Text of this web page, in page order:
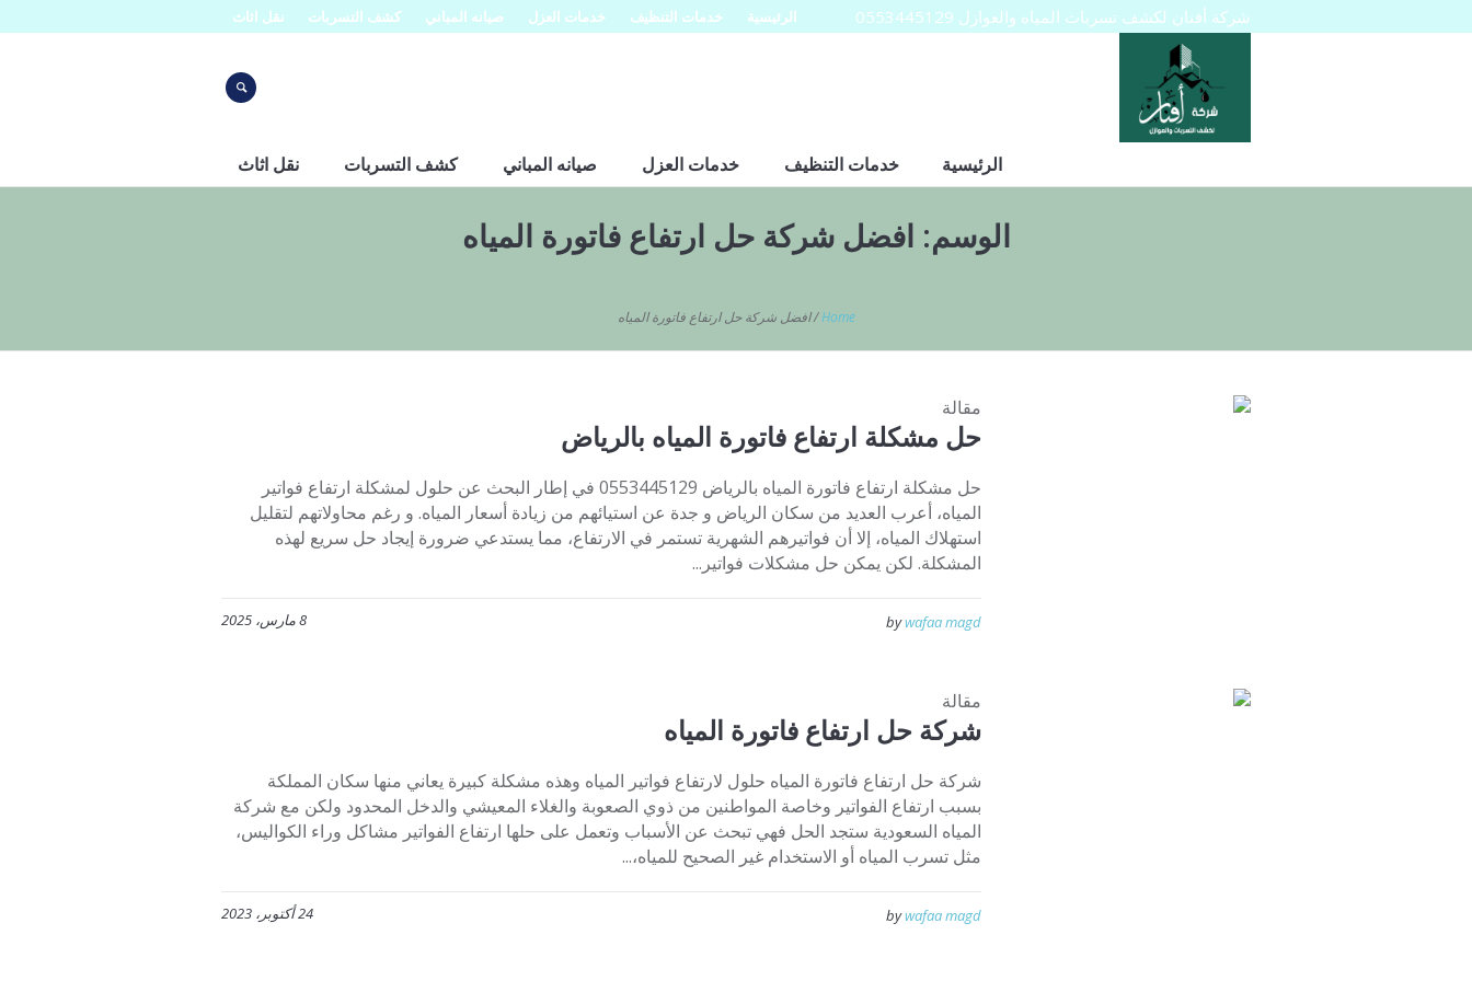
الرئيسية خدمات التنظيف خدمات العزل صيانه المباني كشف التسربات نقل اثاث شركة أفنان لكشف تسربات المياه والعوازل 0553445129
الرئيسية خدمات التنظيف خدمات العزل صيانه المباني كشف التسربات نقل اثاث
الوسم: افضل شركة حل ارتفاع فاتورة المياه
Home
/افضل شركة حل ارتفاع فاتورة المياه
مقالة
حل مشكلة ارتفاع فاتورة المياه بالرياض
حل مشكلة ارتفاع فاتورة المياه بالرياض 0553445129 في إطار البحث عن حلول لمشكلة ارتفاع فواتير
المياه، أعرب العديد من سكان الرياض و جدة عن استيائهم من زيادة أسعار المياه. و رغم محاولاتهم لتقليل
استهلاك المياه، إلا أن فواتيرهم الشهرية تستمر في الارتفاع، مما يستدعي ضرورة إيجاد حل سريع لهذه
المشكلة. لكن يمكن حل مشكلات فواتير...
8 مارس، 2025 bywafaa magd
مقالة
شركة حل ارتفاع فاتورة المياه
شركة حل ارتفاع فاتورة المياه حلول لارتفاع فواتير المياه وهذه مشكلة كبيرة يعاني منها سكان المملكة
بسبب ارتفاع الفواتير وخاصة المواطنين من ذوي الصعوبة والغلاء المعيشي والدخل المحدود ولكن مع شركة
المياه السعودية ستجد الحل فهي تبحث عن الأسباب وتعمل على حلها ارتفاع الفواتير مشاكل وراء الكواليس،
مثل تسرب المياه أو الاستخدام غير الصحيح للمياه،...
24 أكتوبر، 2023 bywafaa magd